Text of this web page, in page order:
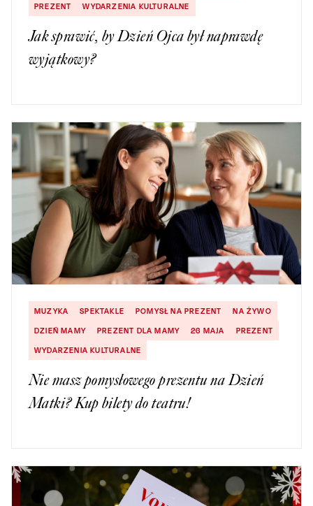
PREZENT
WYDARZENIA KULTURALNE
Jak sprawić, by Dzień Ojca był naprawdę
wyjątkowy?
MUZYKA SPEKTAKLE POMYSŁ NA PREZENT
NA ŻYWO
DZIEŃ MAMY
PREZENT DLA MAMY 26 MAJA
PREZENT
WYDARZENIA KULTURALNE
Nie masz pomysłowego prezentu na Dzień
Matki? Kup bilety do teatru!